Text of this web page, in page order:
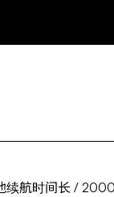
续航时间长 /